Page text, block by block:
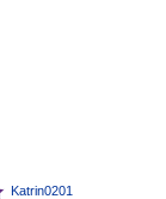
Katrin0201